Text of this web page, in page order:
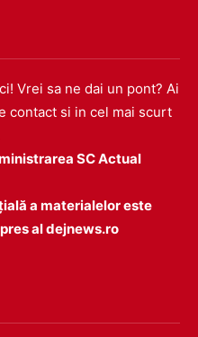
Vrei sa ne dai un pont? Ai
contact si in cel mai scurt
SC Actual
a materialelor este
al dejnews.ro